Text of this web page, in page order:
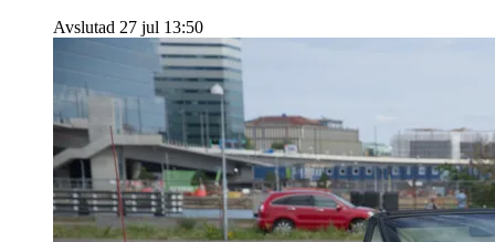
Avslutad 27 jul 13:50